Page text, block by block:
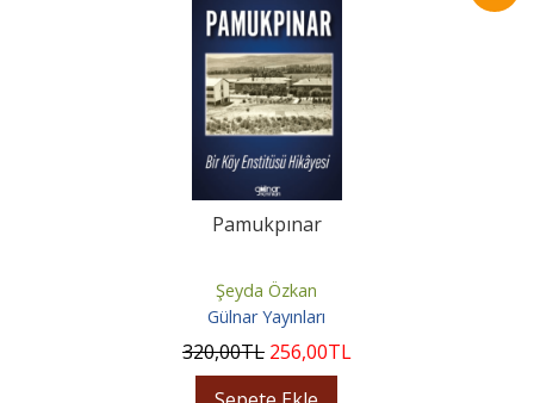
Pamukpınar
Şeyda Özkan
Gülnar Yayınları
320,00TL 256,00TL